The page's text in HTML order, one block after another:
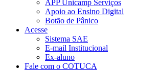
APP Unicamp Serviços
Apoio ao Ensino Digital
Botão de Pânico
Acesse
Sistema SAE
E-mail Institucional
Ex-aluno
Fale com o COTUCA